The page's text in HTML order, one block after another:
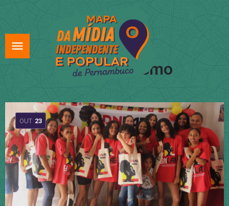
Tag:Feminismo
OUT 23